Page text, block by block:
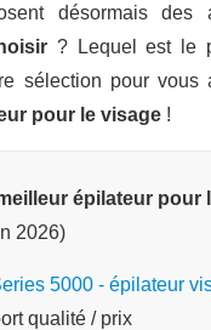
désormais des
? Lequel est le
sélection pour vous
pour le visage !
épilateur pour
2026)
5000 - épilateur
qualité / prix